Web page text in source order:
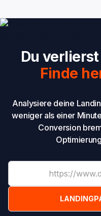
Du
Finde
Analysiere deine
weniger als einer
Conversion